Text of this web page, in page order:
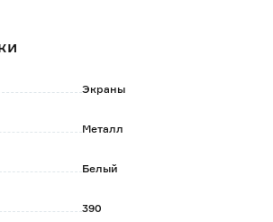
перфорированное исполнение.
Экраны
Металл
Белый
390